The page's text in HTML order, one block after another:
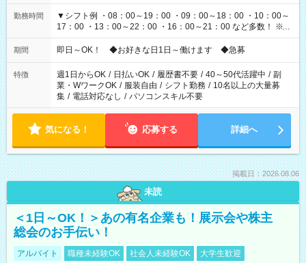
勤務時間
▼シフト例 ・08：00～19：00 ・09：00～18：00 ・10：00～
17：00 ・13：00～22：00 ・16：00～21：00 など多数！ ※お
仕事により勤務時間が異なります
期間 即日～OK！ ◆お好きな日1日～働けます ◆急募
特徴 週1日からOK / 日払いOK / 履歴書不要 / 40～50代活躍中 / 副
業・WワークOK / 服装自由 / シフト勤務 / 10名以上の大量募
集 / 電話対応なし / パソコンスキル不要
気になる！ 応募する 詳細へ
掲載日：2026.08.06
未読
＜1日～OK！＞あの有名企業も！展示会や株主
総会のお手伝い！
アルバイト 職種未経験OK 社会人未経験OK 大学生歓迎